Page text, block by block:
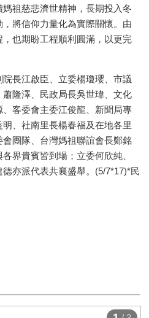
祖慈悲濟世精神，長期投入冬
將信仰力量化為實際關懷。由
也期盼工程順利圓滿，以更完
長江啟臣、立委楊瓊瓔、市議
隆澤、民政局長吳世瑋、文化
客委會主委江俊龍、新聞局專
、社南里長楊春福及在地各里
團隊、台灣媽祖聯誼會長鄭銘
界貴賓皆到場；立委何欣純、
亦派代表共襄盛舉。(5/7*17)*民